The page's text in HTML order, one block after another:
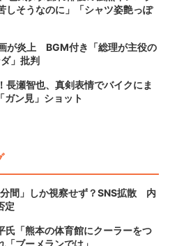
そうなのに」「シャツ姿艶っぽ
が炎上 BGM付き「総理が主役の
」批判
長瀬智也、真剣表情でバイクにま
ガン見」ショット
間」しか視察せず？SNS拡散 内
定
氏「熊本の体育館にクーラーをつ
ブーメランでは」